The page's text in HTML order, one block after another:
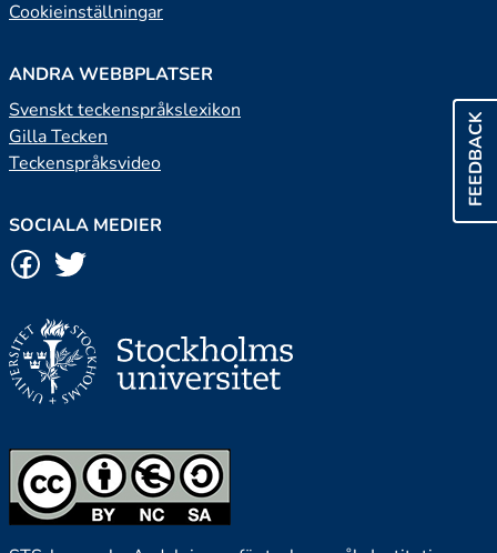
FEEDBACK
Cookieinställningar
ANDRA WEBBPLATSER
Svenskt teckenspråkslexikon
Gilla Tecken
Teckenspråksvideo
SOCIALA MEDIER